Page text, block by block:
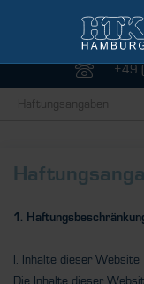
+49
Haftungsangaben
1.
I. Inhalte dieser Website